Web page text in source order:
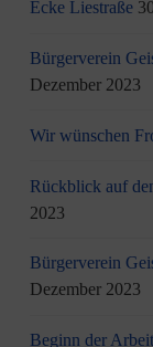
Ecke Liestraße
Bürgerverein
Dezember 2023
Wir wünschen
Rückblick auf
2023
Bürgerverein
Dezember 2023
Beginn der